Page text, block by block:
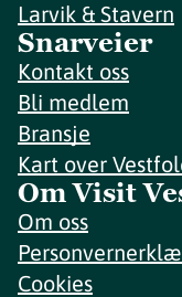
Larvik & Stavern
Snarveier
Kontakt oss
Bli medlem
Bransje
Kart over
Om Visit
Om oss
Cookies